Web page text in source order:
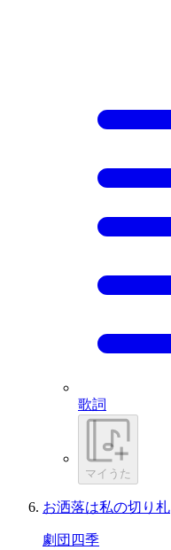
歌詞
マイうた
お洒落は私の切り札
劇団四季